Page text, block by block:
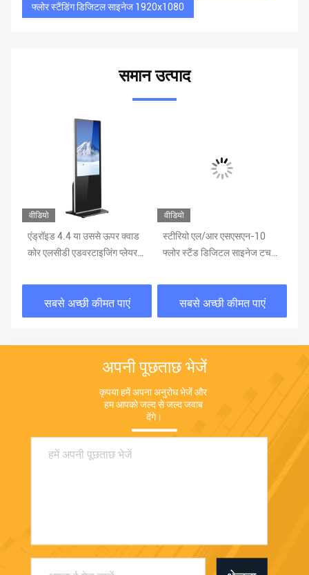
फ्लोर स्टैंडिंग डिजिटल साइनेज 1920x1080
समान उत्पाद
वीडियो
एंड्रॉइड 4.4 या उससे ऊपर क्वाड
कोर एलसीडी एडवरटाइजिंग प्लेयर
सबसे अच्छी कीमत पाएं
वीडियो
स्टीरियो एल/आर एसएसएन-10
फ्लोर स्टैंड डिजिटल साइनेज टच
सबसे अच्छी कीमत पाएं
अपनी पूछताछ भेजें
कृपया हमें अपना अनुरोध भेजें और
हम आपको जल्द से जल्द जवाब
देंगे।